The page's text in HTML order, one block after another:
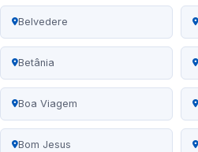
Belvedere
Betânia
Boa Viagem
Bom Jesus